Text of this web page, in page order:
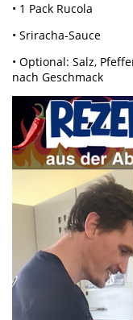
• 1 Pack Rucola
• Sriracha-Sauce
• Optional: Salz,
nach Geschmack